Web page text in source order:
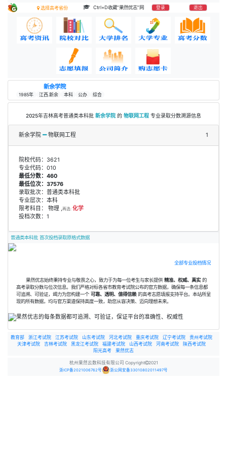
选择高考省份 Ctrl+D收藏“果然优志”网 登录 退出
新余学院
1985年 江西.新余 本科 公办 综合
2025年吉林高考普通类本科批 新余学院 的 物联网工程 专业录取分数溯源信息
新余学院 物联网工程 1
院校代码：3621
专业代码：010
最低分数：460
最低位次：37576
录取批次：普通类本科批
专业层次：本科
限考科目： 物理 ,再选: 化学
投档次数：1
普通类本科批 首次投档录取原格式数据
全部专业投档情况
果然优志始终秉持专业与敬畏之心，致力于为每一位考生与家长提供 精准、权威、真实的
高考录取分数与位次信息。我们严格对标各省市教育考试院公布的官方数据，确保每一条信息都
可追溯、可验证，竭力为您构建一个 可靠、透明、值得信赖 的高考志愿填报支持平台。本站所呈
现的所有数据，均与官方渠道保持高度一致，助您从容决策、迈向理想未来。
教育部 浙江考试院 江苏考试院 山东考试院 河北考试院 重庆考试院 辽宁考试院
贵州考试院
天津考试院
吉林考试院 黑龙江考试院 福建考试院 山西考试院 河南考试院
陕西考试院
阳光高考
果然优志
杭州果然云数科技有限公司 Copyright 2021
浙ICP备2021006762号 浙公网安备33010802011497号